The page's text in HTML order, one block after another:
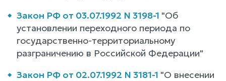
Закон РФ от 03.07.1992 N 3198-1 "Об
установлении переходного периода по
государственно-территориальному
разграничению в Российской Федерации"
Закон РФ от 02.07.1992 N 3181-1 "О внесении